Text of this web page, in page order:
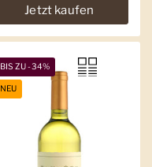
Jetzt kaufen
BIS ZU -34%
NEU